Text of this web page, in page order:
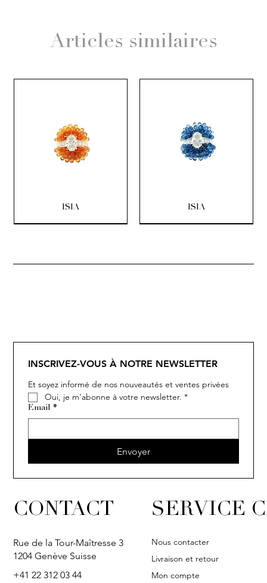
Articles similaires
ISIA ISIA
INSCRIVEZ-VOUS À NOTRE NEWSLETTER
Et soyez informé de nos nouveautés et ventes privées
Oui, je m'abonne à votre newsletter. *
Email *
Envoyer
CONTACT
Rue de la Tour-Maîtresse 3
1204 Genève Suisse
+41 22 312 03 44
SERVICE
Nous contacter
Livraison et retour
Mon compte